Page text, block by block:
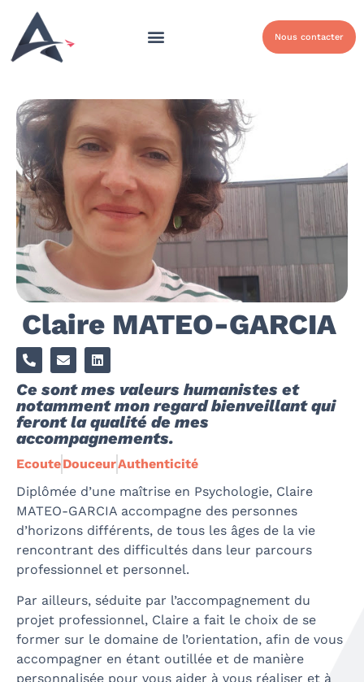
Nous contacter
Claire MATEO-GARCIA
Ce sont mes valeurs humanistes et
notamment mon regard bienveillant qui
feront la qualité de mes
accompagnements.
EcouteDouceurAuthenticité
Diplômée d’une maîtrise en Psychologie, Claire
MATEO-GARCIA accompagne des personnes
d’horizons différents, de tous les âges de la vie
rencontrant des difficultés dans leur parcours
professionnel et personnel.
Par ailleurs, séduite par l’accompagnement du
projet professionnel, Claire a fait le choix de se
former sur le domaine de l’orientation, afin de vous
accompagner en étant outillée et de manière
personnalisée pour vous aider à vous réaliser et à